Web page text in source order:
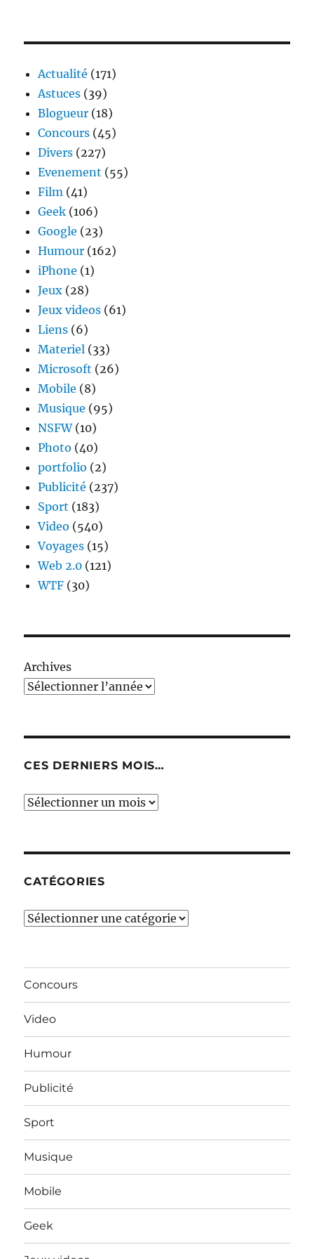
du
ballon
Actualité (171)
Astuces (39)
Blogueur (18)
Concours (45)
Divers (227)
Evenement (55)
Film (41)
Geek (106)
Google (23)
Humour (162)
iPhone (1)
Jeux (28)
Jeux videos (61)
Liens (6)
Materiel (33)
Microsoft (26)
Mobile (8)
Musique (95)
NSFW(10)
Photo (40)
portfolio (2)
Publicité (237)
Sport (183)
Video (540)
Voyages (15)
Web 2.0 (121)
WTF (30)
Archives
CES DERNIERS MOIS…
Ces
CATÉGORIES
Catégories
Concours
Video
Humour
Publicité
Sport
Musique
Mobile
Geek